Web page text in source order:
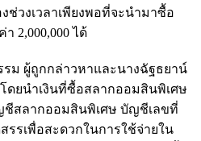
วงเวลาเพียงพอที่จะนำมาซื้อ
2,000,000 ได้
รม ผู้ถูกกล่าวหาและนางฉัฐธยาน์
ยนำเงินที่ซื้อสลากออมสินพิเศษ
ชีสลากออมสินพิเศษ บัญชีเลขที่
รเพื่อสะดวกในการใช้จ่ายใน